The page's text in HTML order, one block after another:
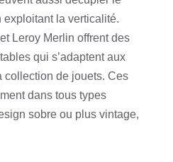
la verticalité.
Leroy Merlin offrent des
qui s’adaptent aux
collection de jouets. Ces
dans tous types
sobre ou plus vintage,